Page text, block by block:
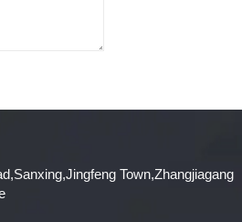
Town,Zhangjiagang